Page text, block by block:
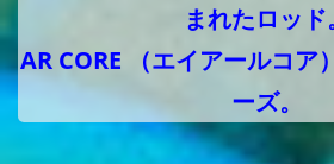
まれたロッド
AR CORE （エイアールコア
ーズ。